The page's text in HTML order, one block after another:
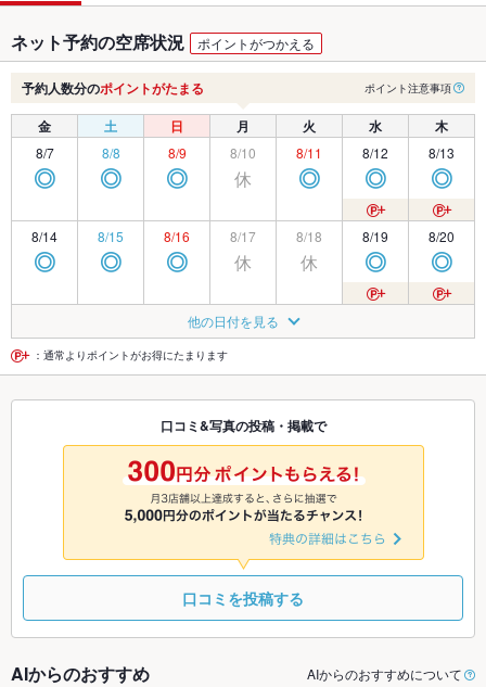
ネット予約の空席状況 ポイントがつかえる
予約人数分のポイントがたまる ポイント注意事項
金 土 日 月 火 水 木
8/7
◎
8/8
◎
8/9
◎
8/10
休
8/11
◎
8/12
◎
8/13
◎
8/14
◎
8/15
◎
8/16
◎
8/17
休
8/18
休
8/19
◎
8/20
◎
◎ ◎
8/23
◎
8/24
休
8/25
◎ ◎ ◎
8/28 8/29 8/30
◎
8/31
休
9/1
◎
9/2 9/3
9/6
◎
9/7
休
9/8
休
他の日付を見る
：通常よりポイントがお得にたまります
口コミ&写真の投稿・掲載で
口コミを投稿する
AIからのおすすめ AIからのおすすめについて